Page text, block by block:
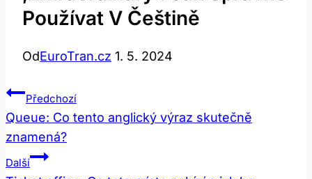
Používat V Češtině
OdEuroTran.cz 1. 5. 2024
Navigace
Pro
Příspěvek
Předchozí
Queue: Co tento anglický výraz skutečně
znamená?
Další